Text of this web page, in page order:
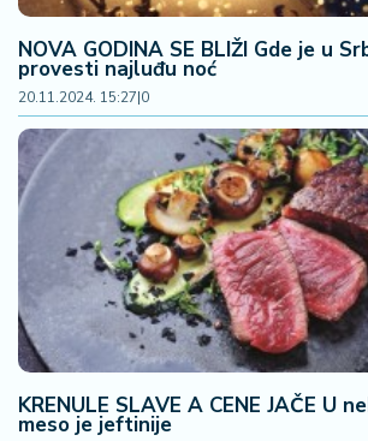
NOVA GODINA SE BLIŽI Gde je u
provesti najluđu noć
20.11.2024. 15:27|0
KRENULE SLAVE A CENE JAČE U
meso je jeftinije